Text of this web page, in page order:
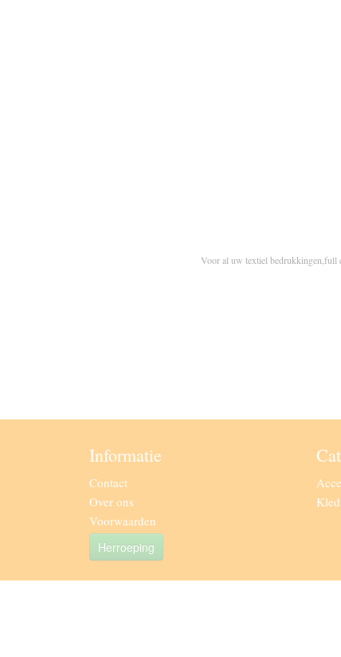
Voor al uw textiel bedrukkingen,full
Informatie
Contact
Over ons
Voorwaarden
Herroeping